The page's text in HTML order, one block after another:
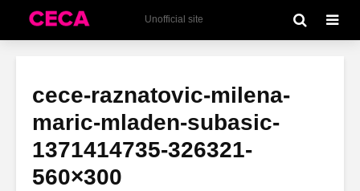
Unofficial site
cece-raznatovic-milena-
maric-mladen-subasic-
1371414735-326321-
560×300